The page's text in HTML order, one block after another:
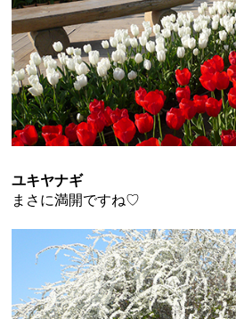
ユキヤナギ
まさに満開ですね♡